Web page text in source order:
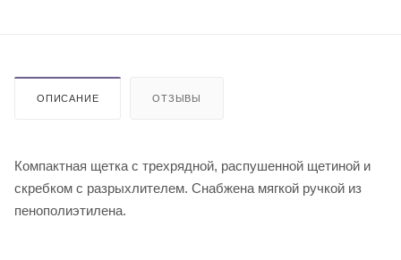
ОПИСАНИЕ ОТЗЫВЫ
Компактная щетка с трехрядной, распушенной щетиной и
скребком с разрыхлителем. Снабжена мягкой ручкой из
пенополиэтилена.